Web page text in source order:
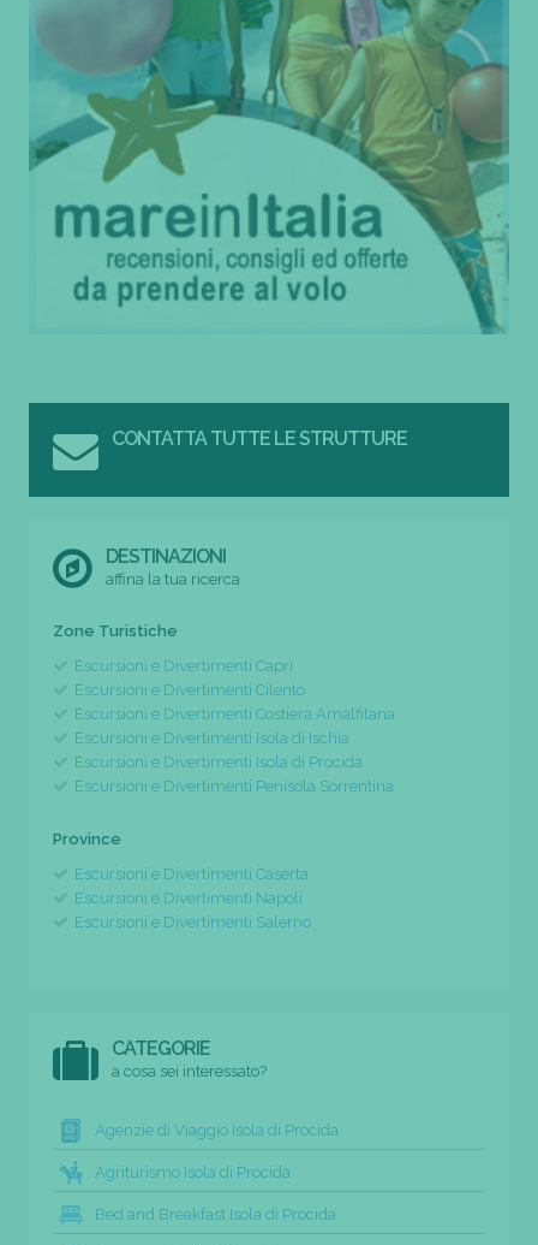
CONTATTA TUTTE LE STRUTTURE
DESTINAZIONI
affina la tua ricerca
Zone Turistiche
Escursioni e Divertimenti Capri
Escursioni e Divertimenti Cilento
Escursioni e Divertimenti Costiera Amalfitana
Escursioni e Divertimenti Isola di Ischia
Escursioni e Divertimenti Isola di Procida
Escursioni e Divertimenti Penisola Sorrentina
Province
Escursioni e Divertimenti Caserta
Escursioni e Divertimenti Napoli
Escursioni e Divertimenti Salerno
CATEGORIE
a cosa sei interessato?
Agenzie di Viaggio Isola di Procida
Agriturismo Isola di Procida
Bed and Breakfast Isola di Procida